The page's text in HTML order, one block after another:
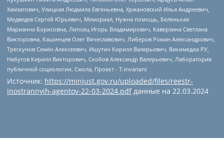
Источник: https://minjust.gov.ru/uploaded/files/reestr-
inostrannyih-agentov-22-03-2024.pdfданные на 22.03.2024